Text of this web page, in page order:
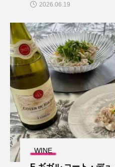
2026.06.19
WINE